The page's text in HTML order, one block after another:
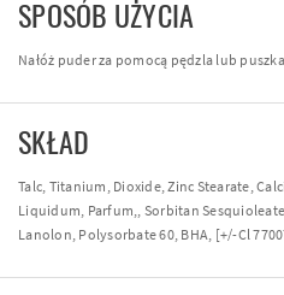
SPOSÓB UŻYCIA
Nałóż puder za pomocą pędzla lub
SKŁAD
Talc, Titanium, Dioxide, Zinc Stearate,
Liquidum, Parfum,, Sorbitan
Lanolon, Polysorbate 60, BHA, [+/-Cl